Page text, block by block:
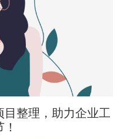
整理，助力企业工